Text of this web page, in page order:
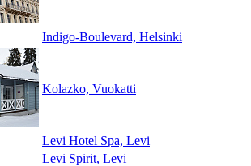
Indigo-Boulevard, Helsinki
Kolazko, Vuokatti
Levi Hotel Spa, Levi
Levi Spirit, Levi